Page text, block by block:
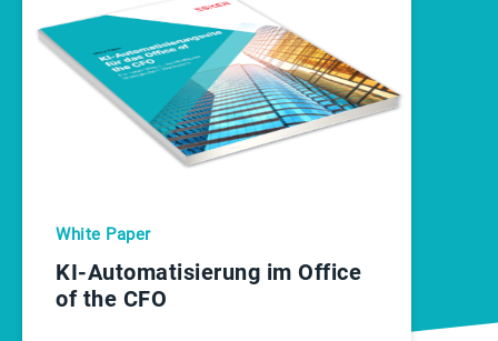
White Paper
KI-Automatisierung im Office
of the CFO